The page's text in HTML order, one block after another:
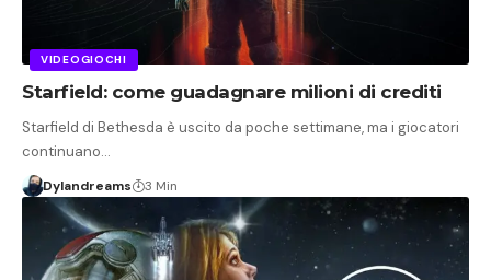
VIDEOGIOCHI
Starfield: come guadagnare milioni di crediti
Starfield di Bethesda è uscito da poche settimane, ma i giocatori
continuano…
Dylandreams 3 Min